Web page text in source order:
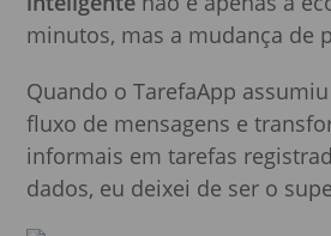
minutos, mas a mudança de
Quando o TarefaApp
fluxo de mensagens e
informais em tarefas
dados, eu deixei de ser o